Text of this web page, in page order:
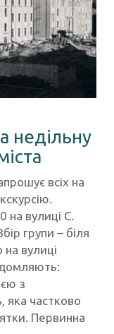
недільну
всіх на
на вулиці С.
групи – біля
вулиці
з
яка частково
Первинна